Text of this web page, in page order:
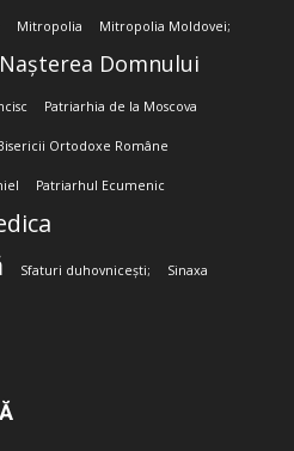
Mitropolia Mitropolia Moldovei;
Nașterea Domnului
Patriarhia de la Moscova
Ortodoxe Române
Patriarhul Ecumenic
Sfaturi duhovnicești; Sinaxa